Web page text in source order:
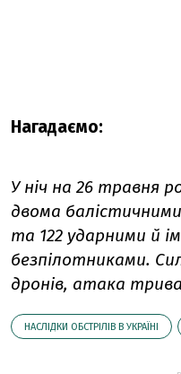
Нагадаємо:
У ніч на 26 травня
двома
та 122 ударними й
безпілотниками.
дронів, атака
НАСЛІДКИ ОБСТРІЛІВ В УКРАЇНІ